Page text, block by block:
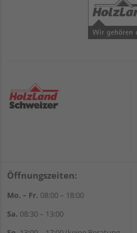
Öffnungszeiten:
Mo. – Fr. 08:00 – 18:00
Sa. 08:30 – 13:00